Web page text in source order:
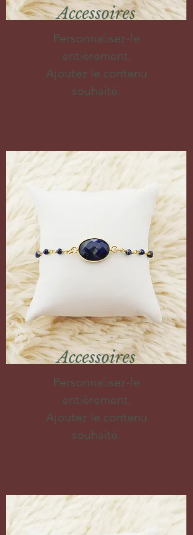
Accessoires
Personnalisez-le
entièrement.
Ajoutez le contenu
souhaité.
Accessoires
Personnalisez-le
entièrement.
Ajoutez le contenu
souhaité.